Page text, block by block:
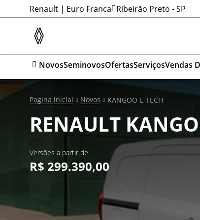
Renault | Euro Franca Ribeirão Preto - SP
NovosSeminovosOfertasServiçosVendas
Pagina inicial Novos KANGOO E-TECH
RENAULT
Versões a partir de
R$ 299.390,00